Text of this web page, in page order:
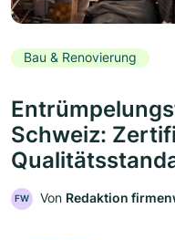
Bau & Renovierung
Schweiz:
FW Von Redaktion